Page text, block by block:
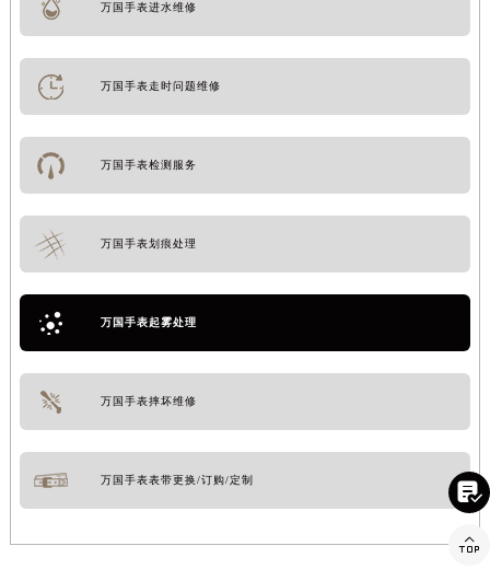
万国手表进水维修
万国手表走时问题维修
万国手表检测服务
万国手表划痕处理
万国手表起雾处理
万国手表摔坏维修
万国手表表带更换/订购/定制

